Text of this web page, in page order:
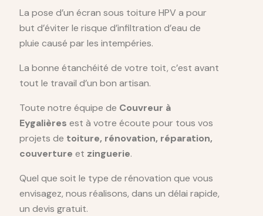
La pose d’un écran sous toiture HPV a pour
but d’éviter le risque d’infiltration d’eau de
pluie causé par les intempéries.
La bonne étanchéité de votre toit, c’est avant
tout le travail d’un bon artisan.
Toute notre équipe de Couvreur à
Eygalières est à votre écoute pour tous vos
projets de toiture, rénovation, réparation,
couverture et zinguerie.
Quel que soit le type de rénovation que vous
envisagez, nous réalisons, dans un délai rapide,
un devis gratuit.